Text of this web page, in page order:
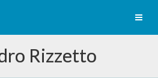
Rizzetto